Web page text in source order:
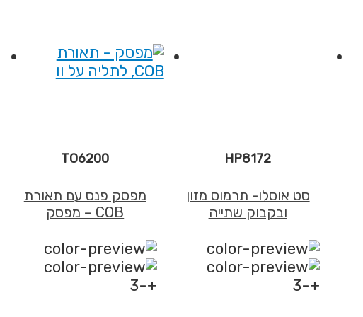
HP8172
סט אוסלו- תרמוס מזון
ובקבוק שתייה
+-3
TO6200
מפסק פנס עם תאורת
COB – מפסק
+-3